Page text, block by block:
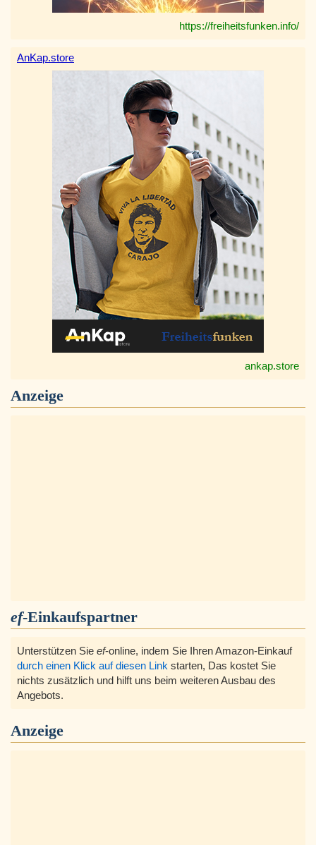
https://freiheitsfunken.info/
AnKap.store
ankap.store
Anzeige
ef-Einkaufspartner
Unterstützen Sie ef-online, indem Sie Ihren Amazon-Einkauf
durch einen Klick auf diesen Link starten, Das kostet Sie
nichts zusätzlich und hilft uns beim weiteren Ausbau des
Angebots.
Anzeige